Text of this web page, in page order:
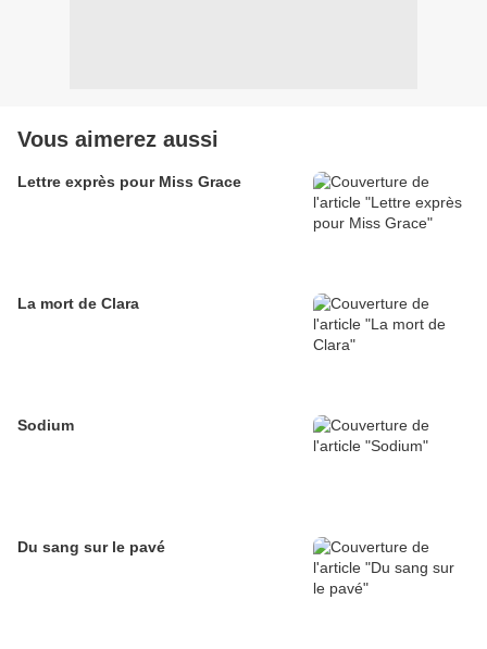
Vous aimerez aussi
Lettre exprès pour Miss Grace
La mort de Clara
Sodium
Du sang sur le pavé